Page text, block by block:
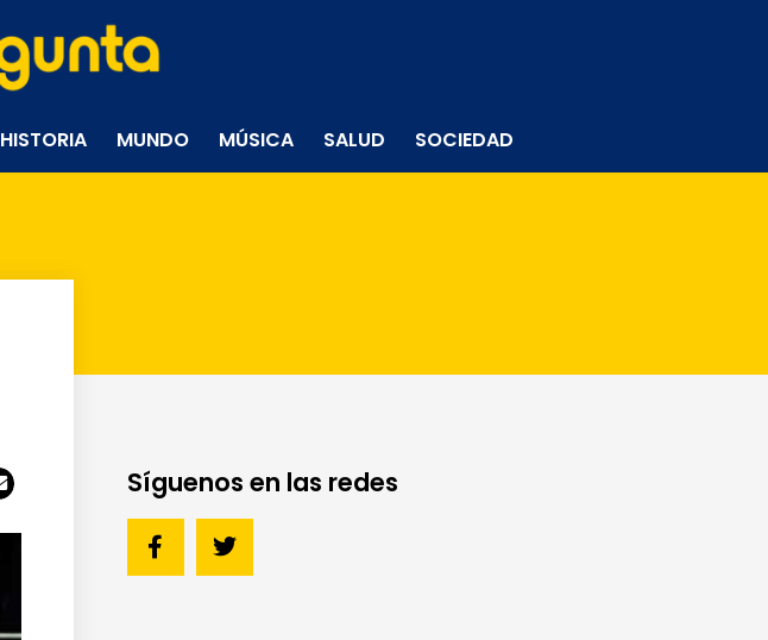
HISTORIA MUNDO MÚSICA SALUD SOCIEDAD
Síguenos en las redes